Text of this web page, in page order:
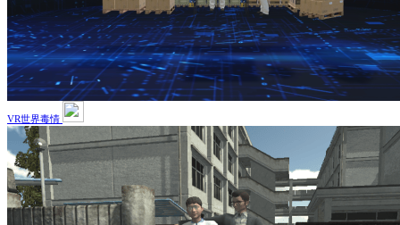
VR世界毒情